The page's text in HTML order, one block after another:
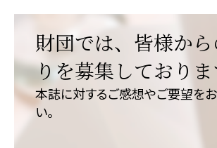
財団では、皆様か
りを募集しておりま
本誌に対するご感想やご要望を
い。